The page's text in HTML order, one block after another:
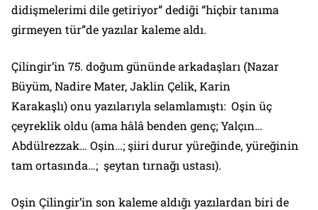
didişmelerimi dile getiriyor” dediği “hiçbir tanıma
girmeyen tür”de yazılar kaleme aldı.
Çilingir’in 75. doğum gününde arkadaşları (Nazar
Büyüm, Nadire Mater, Jaklin Çelik, Karin
Karakaşlı) onu yazılarıyla selamlamıştı: Oşin üç
çeyreklik oldu (ama hâlâ benden genç; Yalçın…
Abdülrezzak… Oşin…; şiiri durur yüreğinde, yüreğinin
tam ortasında…; şeytan tırnağı ustası).
Oşin Çilingir’in son kaleme aldığı yazılardan biri de